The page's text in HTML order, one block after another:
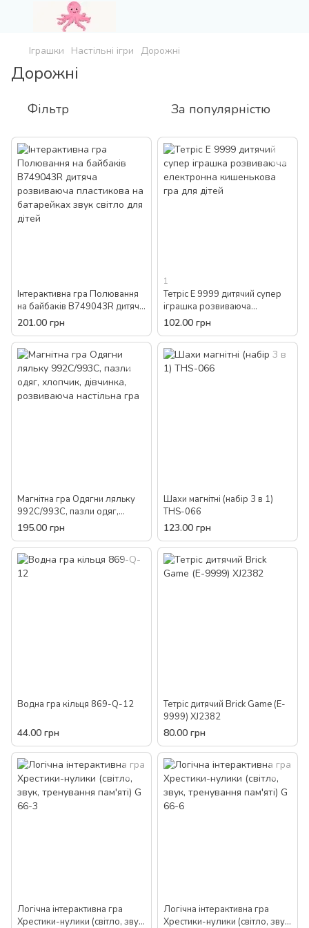
Іграшки Настільні ігри Дорожні
Дорожні
Фільтр За популярністю
Інтерактивна гра Полювання
на байбаків B749043R дитяча
розвиваюча пластикова на
батарейках звук світло для
дітей
201.00 грн
1
Тетріс Е 9999 дитячий супер
іграшка розвиваюча
електронна кишенькова гра
для дітей
102.00 грн
Магнітна гра Одягни ляльку
992C/993C, пазли одяг,
хлопчик, дівчинка,
розвиваюча настільна гра
195.00 грн
Шахи магнітні (набір 3 в 1)
THS-066
123.00 грн
Водна гра кільця 869-Q-12
44.00 грн
Тетріс дитячий Brick Game (E-
9999) XJ2382
80.00 грн
Логічна інтерактивна гра
Хрестики-нулики (світло, звук,
Логічна інтерактивна гра
Хрестики-нулики (світло, звук,